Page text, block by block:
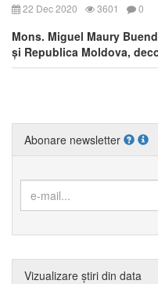
22 Dec 2020 3601 0
Mons. Miguel Maury
și Republica Moldova,
Abonare newsletter
Vizualizare știri din data